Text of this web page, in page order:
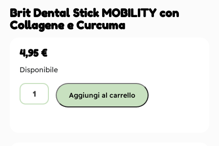
Brit Dental Stick MOBILITY con
Collagene e Curcuma
4,95 €
Disponibile
Aggiungi al carrello